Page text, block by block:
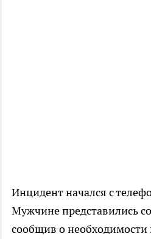
Инцидент начался с
Мужчине представились
сообщив о необходимости